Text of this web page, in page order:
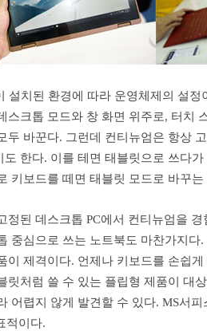
설치된 환경에 따라 운영체제의 설정
스크톱 모드와 창 화면 위주로, 터치
두 바꾼다. 그런데 컨티뉴엄은 항상
도 한다. 이를 테면 태블릿으로 쓰다
키보드를 떼면 태블릿 모드로 바꾸는
정된 데스크톱 PC에서 컨티뉴엄을
중심으로 쓰는 노트북도 마찬가지
이 제격이다. 언제나 키보드를 손쉽
릿처럼 쓸 수 있는 플립형 제품이 대
어렵지 않게 발견할 수 있다. MS서
적이다.